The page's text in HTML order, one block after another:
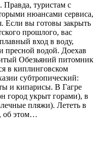
туристам с
нюансами сервиса,
Если вы готовы закрыть
прошлого, вас
вход в воду,
пресной водой. Доехав
Обезьяний питомник
в киплинговском
субтропический:
и кипарисы. В Гагре
город укрыт горами), в
пляжи). Лететь в
об этом…